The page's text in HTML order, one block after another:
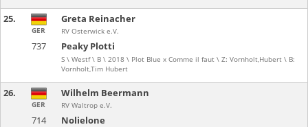
25.
737 Peaky Plotti
S \ Westf \ B \ 2018 \ Plot Blue x Comme il faut \ Z: Vornholt,Hubert \ B:
Vornholt,Tim Hubert
GER
Greta Reinacher
RV Osterwick e.V.
26.
714 Nolielone
GER
Wilhelm Beermann
RV Waltrop e.V.